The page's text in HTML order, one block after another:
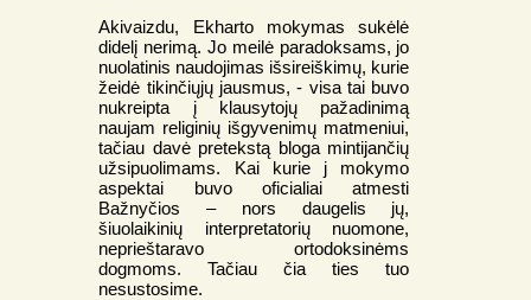
Akivaizdu, Ekharto mokymas sukėlė
didelį nerimą. Jo meilė paradoksams, jo
nuolatinis naudojimas išsireiškimų, kurie
žeidė tikinčiųjų jausmus, - visa tai buvo
nukreipta į klausytojų pažadinimą
naujam religinių išgyvenimų matmeniui,
tačiau davė pretekstą bloga mintijančių
užsipuolimams. Kai kurie j mokymo
aspektai buvo oficialiai atmesti
Bažnyčios – nors daugelis jų,
šiuolaikinių interpretatorių nuomone,
neprieštaravo ortodoksinėms
dogmoms. Tačiau čia ties tuo
nesustosime.